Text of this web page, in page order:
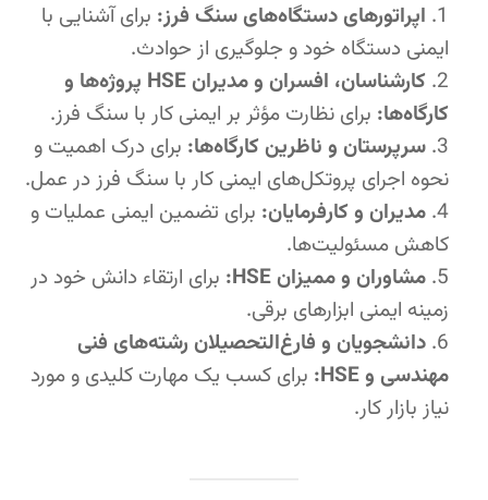
اپراتورهای دستگاه‌های سنگ فرز: برای آشنایی با
ایمنی دستگاه خود و جلوگیری از حوادث.
کارشناسان، افسران و مدیران HSE پروژه‌ها و
کارگاه‌ها: برای نظارت مؤثر بر ایمنی کار با سنگ فرز.
سرپرستان و ناظرین کارگاه‌ها: برای درک اهمیت و
نحوه اجرای پروتکل‌های ایمنی کار با سنگ فرز در عمل.
مدیران و کارفرمایان: برای تضمین ایمنی عملیات و
کاهش مسئولیت‌ها.
مشاوران و ممیزان HSE:
برای ارتقاء دانش خود در
زمینه ایمنی ابزارهای برقی.
دانشجویان و فارغ‌التحصیلان رشته‌های فنی
مهندسی و HSE:
برای کسب یک مهارت کلیدی و مورد
نیاز بازار کار.